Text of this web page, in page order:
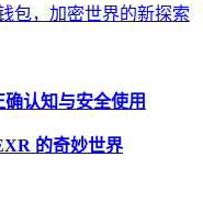
包，加密世界的新探索
认知与安全使用
的奇妙世界